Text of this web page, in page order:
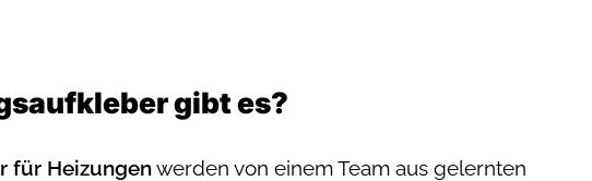
gibt es?
für Heizungenwerden von einem Team aus gelernten